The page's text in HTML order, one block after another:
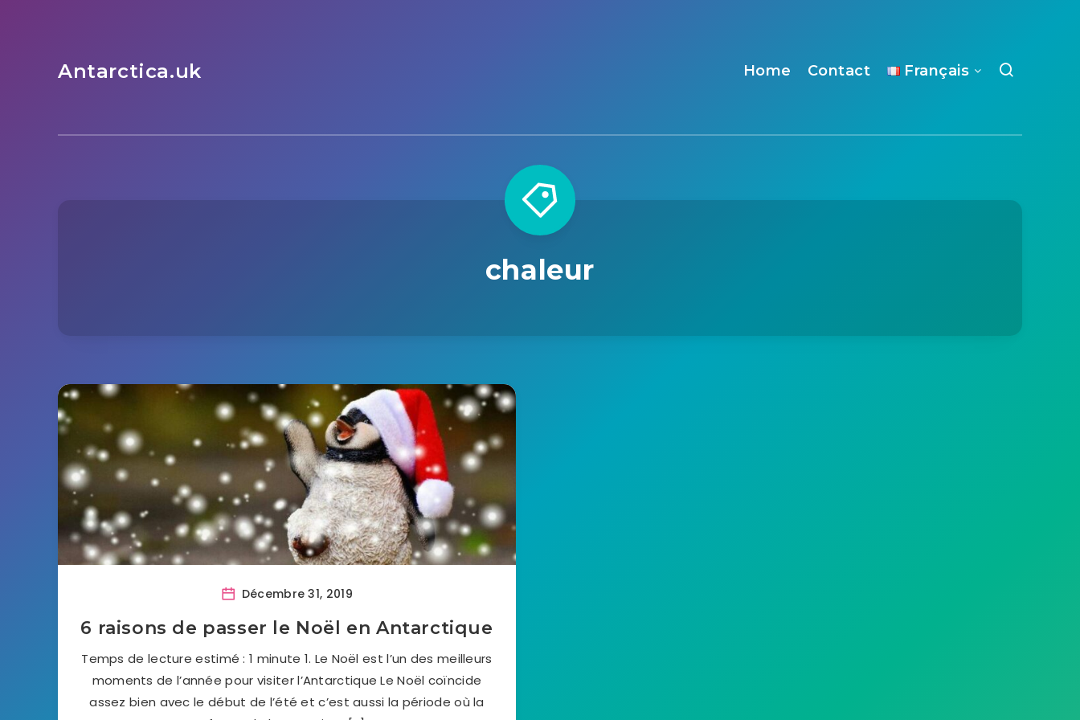
Antarctica.uk Home Contact Français
chaleur
Décembre 31, 2019
6 raisons de passer le Noël en Antarctique
Temps de lecture estimé : 1 minute 1. Le Noël est l’un des meilleurs
moments de l’année pour visiter l’Antarctique Le Noël coïncide
assez bien avec le début de l’été et c’est aussi la période où la